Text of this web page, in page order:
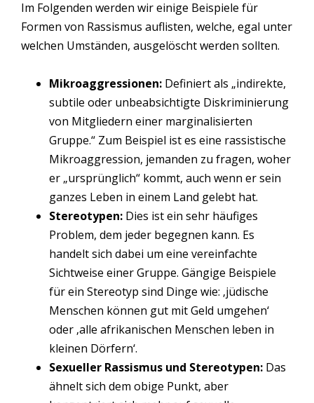
Im Folgenden werden wir einige Beispiele für
Formen von Rassismus auflisten, welche, egal unter
welchen Umständen, ausgelöscht werden sollten.
Mikroaggressionen: Definiert als „indirekte,
subtile oder unbeabsichtigte Diskriminierung
von Mitgliedern einer marginalisierten
Gruppe.“ Zum Beispiel ist es eine rassistische
Mikroaggression, jemanden zu fragen, woher
er „ursprünglich“ kommt, auch wenn er sein
ganzes Leben in einem Land gelebt hat.
Stereotypen: Dies ist ein sehr häufiges
Problem, dem jeder begegnen kann. Es
handelt sich dabei um eine vereinfachte
Sichtweise einer Gruppe. Gängige Beispiele
für ein Stereotyp sind Dinge wie: ‚jüdische
Menschen können gut mit Geld umgehen‘
oder ‚alle afrikanischen Menschen leben in
kleinen Dörfern‘.
Sexueller Rassismus und Stereotypen: Das
ähnelt sich dem obige Punkt, aber